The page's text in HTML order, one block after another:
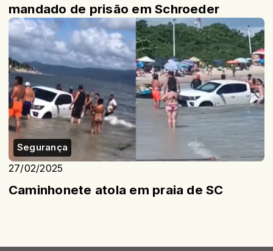
mandado de prisão em Schroeder
Segurança
27/02/2025
Caminhonete atola em praia de SC